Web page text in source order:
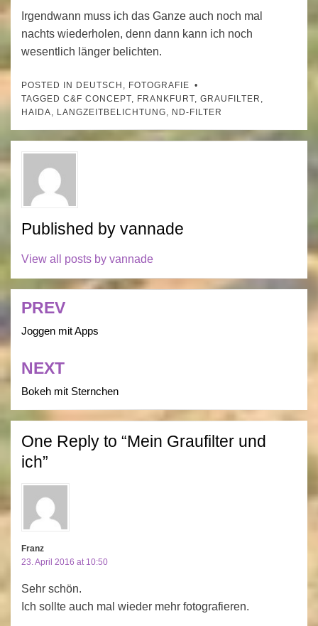
Irgendwann muss ich das Ganze auch noch mal
nachts wiederholen, denn dann kann ich noch
wesentlich länger belichten.
POSTED IN DEUTSCH , FOTOGRAFIE
TAGGED C&F CONCEPT, FRANKFURT, GRAUFILTER ,
HAIDA, LANGZEITBELICHTUNG, ND-FILTER
Published by vannade
View all posts by vannade
Post
navigation
PREV
Joggen mit Apps
NEXT
Bokeh mit Sternchen
One Reply to “Mein Graufilter und
ich”
Franz
23. April 2016 at 10:50
Sehr schön.
Ich sollte auch mal wieder mehr fotografieren.